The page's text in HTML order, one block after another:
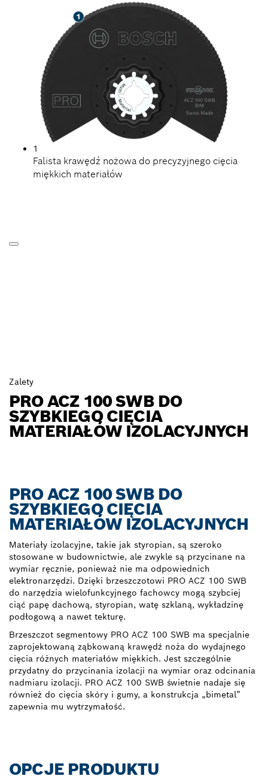
1
Falista krawędź nożowa do precyzyjnego cięcia
miękkich materiałów
Zalety
PRO ACZ 100 SWB DO
SZYBKIEGO CIĘCIA
MATERIAŁÓW IZOLACYJNYCH
PRO ACZ 100 SWB DO
SZYBKIEGO CIĘCIA
MATERIAŁÓW IZOLACYJNYCH
Materiały izolacyjne, takie jak styropian, są szeroko
stosowane w budownictwie, ale zwykle są przycinane na
wymiar ręcznie, ponieważ nie ma odpowiednich
elektronarzędzi. Dzięki brzeszczotowi PRO ACZ 100 SWB
do narzędzia wielofunkcyjnego fachowcy mogą szybciej
ciąć papę dachową, styropian, watę szklaną, wykładzinę
podłogową a nawet tekturę.
Brzeszczot segmentowy PRO ACZ 100 SWB ma specjalnie
zaprojektowaną ząbkowaną krawędź noża do wydajnego
cięcia różnych materiałów miękkich. Jest szczególnie
przydatny do przycinania izolacji na wymiar oraz odcinania
nadmiaru izolacji. PRO ACZ 100 SWB świetnie nadaje się
również do cięcia skóry i gumy, a konstrukcja „bimetal”
zapewnia mu wytrzymałość.
OPCJE PRODUKTU